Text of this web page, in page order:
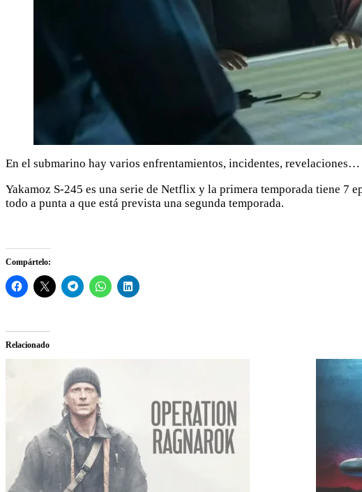
En el submarino hay varios enfrentamientos, incidentes,
Yakamoz S-245 es una serie de Netflix y la primera temporada tiene 7
todo a punta a que está prevista una segunda temporada.
Compártelo:
Relacionado